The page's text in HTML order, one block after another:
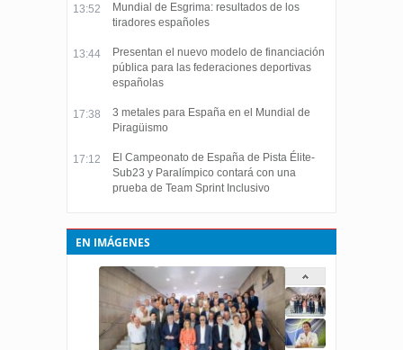
13:52
Mundial de Esgrima: resultados de los
tiradores españoles
13:44
Presentan el nuevo modelo de financiación
pública para las federaciones deportivas
españolas
17:38
3 metales para España en el Mundial de
Piragüismo
17:12
El Campeonato de España de Pista Élite-
Sub23 y Paralímpico contará con una
prueba de Team Sprint Inclusivo
EN IMÁGENES